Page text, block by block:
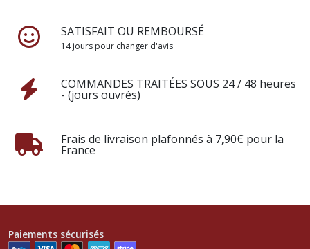
SATISFAIT OU REMBOURSÉ
14 jours pour changer d'avis
COMMANDES TRAITÉES SOUS 24 / 48 heures
- (jours ouvrés)
Frais de livraison plafonnés à 7,90€ pour la
France
Paiements sécurisés